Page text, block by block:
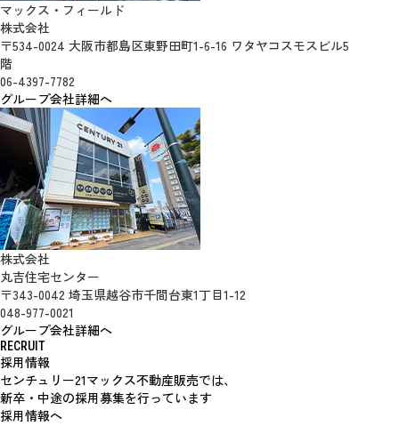
マックス・フィールド
株式会社
〒534-0024 大阪市都島区東野田町1-6-16 ワタヤコスモスビル5
階
06-4397-7782
グループ会社詳細へ
株式会社
丸吉住宅センター
〒343-0042 埼玉県越谷市千間台東1丁目1-12
048-977-0021
グループ会社詳細へ
RECRUIT
採用情報
センチュリー21マックス不動産販売では、
新卒・中途の採用募集を行っています
採用情報へ